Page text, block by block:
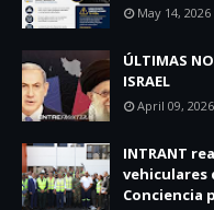
May 14, 2026
ÚLTIMAS
ISRAEL
April 09, 2026
INTRANT
vehiculares
Conciencia